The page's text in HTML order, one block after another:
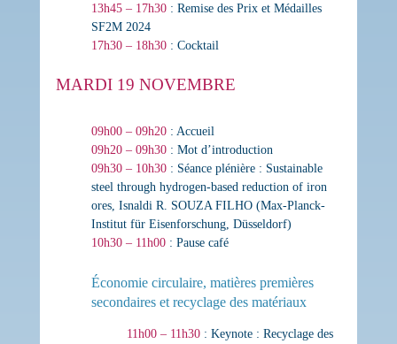
13h45 – 17h30: Remise des Prix et Médailles
SF2M 2024
17h30 – 18h30: Cocktail
MARDI 19 NOVEMBRE
09h00 – 09h20: Accueil
09h20 – 09h30: Mot d’introduction
09h30 – 10h30: Séance plénière : Sustainable
steel through hydrogen-based reduction of iron
ores, Isnaldi R. SOUZA FILHO (Max-Planck-
Institut für Eisenforschung, Düsseldorf)
10h30 – 11h00: Pause café
Économie circulaire, matières premières
secondaires et recyclage des matériaux
11h00 – 11h30: Keynote : Recyclage des